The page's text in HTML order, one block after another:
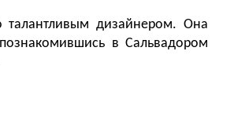
талантливым дизайнером. Она
в Сальвадором